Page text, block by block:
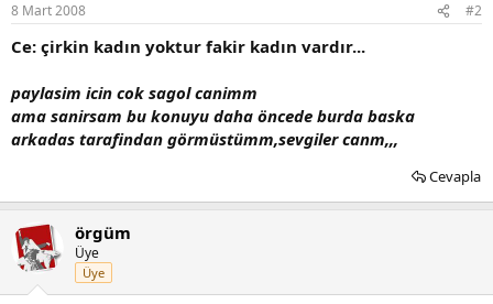
8 Mart 2008 #2
Ce: çirkin kadın yoktur fakir kadın vardır...
paylasim icin cok sagol canimm
ama sanirsam bu konuyu daha öncede burda baska
arkadas tarafindan görmüstümm,sevgiler canm,,,
Cevapla
örgüm
Üye
Üye